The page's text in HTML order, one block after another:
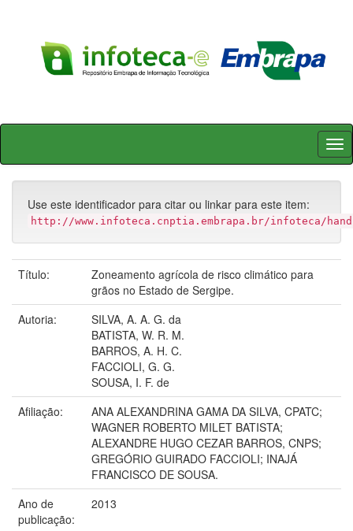
Skip
Use este identificador para citar ou linkar para este item:
http://www.infoteca.cnptia.embrapa.br/infoteca/
Título:
Zoneamento agrícola de risco climático para
grãos no Estado de Sergipe.
Autoria:
SILVA, A. A. G. da
BATISTA, W. R. M.
BARROS, A. H. C.
FACCIOLI, G. G.
SOUSA, I. F. de
Afiliação:
ANA ALEXANDRINA GAMA DA SILVA, CPATC;
WAGNER ROBERTO MILET BATISTA;
ALEXANDRE HUGO CEZAR BARROS, CNPS;
GREGÓRIO GUIRADO FACCIOLI; INAJÁ
FRANCISCO DE SOUSA.
Ano de
publicação:
2013